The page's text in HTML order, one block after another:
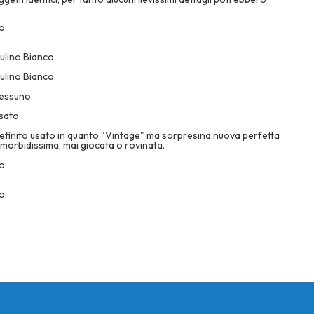
Bianco
Bianco
usato in quanto "Vintage" ma sorpresina nuova perfetta
mai giocata o rovinata.